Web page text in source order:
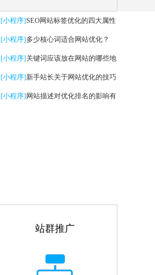
[小程序] SEO网站标签优化的四大属性
分析
[小程序] 多少核心词适合网站优化？
[小程序] 关键词应该放在网站的哪些地
方
[小程序] 新手站长关于网站优化的技巧
有哪些
[小程序] 网站描述对优化排名的影响有
站群推广